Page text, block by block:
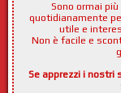
Sono ormai
quotidianamente
utile e
Non è facile e
Se apprezzi i nostri